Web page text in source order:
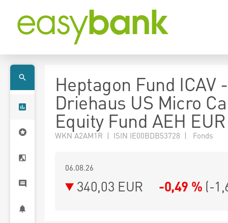
Heptagon Fund ICAV -
Driehaus US Micro
Equity Fund AEH EUR
WKN A2AM1R | ISIN IE00BDB53728 | Fonds
06.08.26
340,03 EUR -0,49 % (-